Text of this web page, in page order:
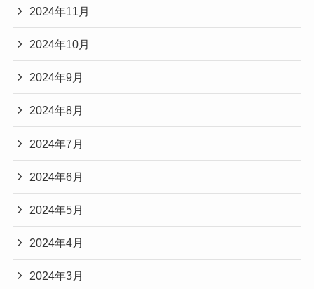
2024年11月
2024年10月
2024年9月
2024年8月
2024年7月
2024年6月
2024年5月
2024年4月
2024年3月